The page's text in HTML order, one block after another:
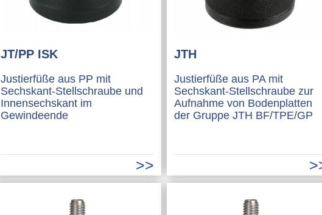
JT/PP ISK
Justierfüße aus PP mit
Sechskant-Stellschraube und
Innensechskant im
Gewindeende
JTH
Justierfüße aus PA mit
Sechskant-Stellschraube zur
Aufnahme von Bodenplatten
der Gruppe JTH BF/TPE/GP